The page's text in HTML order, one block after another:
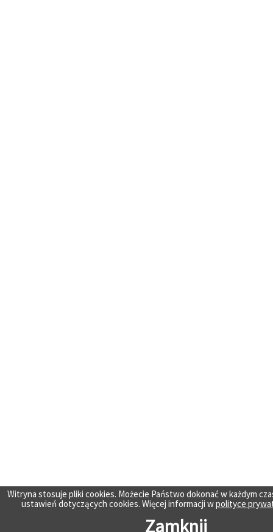
Witryna stosuje pliki cookies. Możecie Państwo dokonać w każdym
ustawień dotyczących cookies. Więcej informacji wpolityce
Zamknij